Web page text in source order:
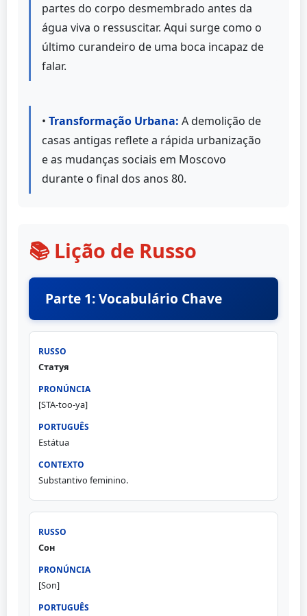
partes do corpo desmembrado antes da
água viva o ressuscitar. Aqui surge como o
último curandeiro de uma boca incapaz de
falar.
• Transformação Urbana: A demolição de
casas antigas reflete a rápida urbanização
e as mudanças sociais em Moscovo
durante o final dos anos 80.
📚 Lição de Russo
Parte 1: Vocabulário Chave
Статуя
[STA-too-ya]
Estátua
Substantivo feminino.
Сон
[Son]